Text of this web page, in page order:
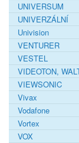
UNIVERSUM
UNIVERZÁLNÍ
Univision
VENTURER
VESTEL
VIDEOTON,
VIEWSONIC
Vivax
Vodafone
Vortex
VOX